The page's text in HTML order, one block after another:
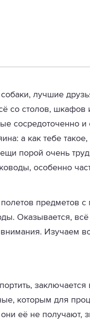
лучшие
со столов, шкафов
сосредоточенно и
а как тебе
порой очень
особенно
предметов с
Оказывается, всё
Изучаем
заключается
которым для
её не получают,